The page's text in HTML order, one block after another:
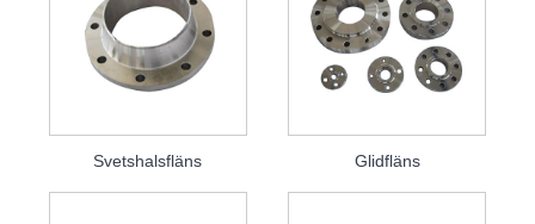
Svetshalsfläns Glidfläns